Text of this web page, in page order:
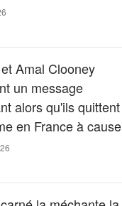
Amal Clooney
un message
alors qu'ils quittent
en France à cause
de forêt — Tous les